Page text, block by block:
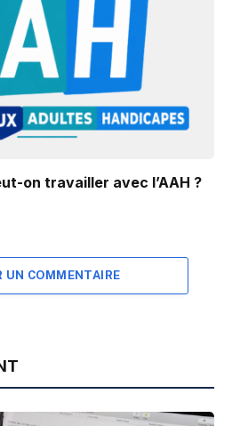
on travailler avec l’AAH ?
UN COMMENTAIRE